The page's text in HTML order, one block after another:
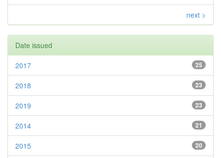
next >
Date issued
25
2017
23
2018
23
2019
21
2014
20
2015